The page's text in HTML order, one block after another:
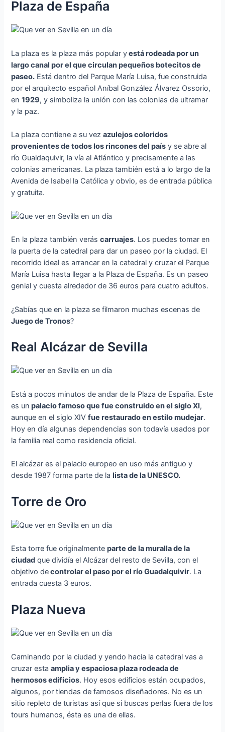
Plaza de España
La plaza es la plaza más popular yestá rodeada por un
largo canal por el que circulan pequeños botecitos de
paseo. Está dentro del Parque María Luisa, fue construida
por el arquitecto español Aníbal González Álvarez Ossorio,
en1929, y simboliza la unión con las colonias de ultramar
y la paz.
La plaza contiene a su vezazulejos coloridos
provenientes de todos los rincones delpaís y se abre al
río Gualdaquivir, la vía al Atlántico y precisamente a las
colonias americanas. La plaza también está a lo largo de la
Avenida de Isabel la Católica y obvio, es de entrada pública
y gratuita.
En la plaza también veráscarruajes. Los puedes tomar en
la puerta de la catedral para dar un paseo por la ciudad. El
recorrido ideal es arrancar en la catedral y cruzar el Parque
María Luisa hasta llegar a la Plaza de España. Es un paseo
genial y cuesta alrededor de 36 euros para cuatro adultos.
¿Sabías que en la plaza se filmaron muchas escenas de
Juego de Tronos?
Real Alcázar de Sevilla
Está a pocos minutos de andar de la Plaza de España. Este
es un palacio famoso que fue construido en el siglo XI,
aunque en el siglo XIVfue restaurado en estilo mudejar.
Hoy en día algunas dependencias son todavía usados por
la familia real como residencia oficial.
El alcázar es el palacio europeo en uso más antiguo y
desde 1987 forma parte de lalista de la UNESCO.
Torre de Oro
Esta torre fue originalmenteparte de la muralla de la
ciudad que dividía el Alcázar del resto de Sevilla, con el
objetivo decontrolar el paso por el río Guadalquivir. La
entrada cuesta 3 euros.
Plaza Nueva
Caminando por la ciudad y yendo hacia la catedral vas a
cruzar estaamplia y espaciosa plaza rodeada de
hermosos edificios. Hoy esos edificios están ocupados,
algunos, por tiendas de famosos diseñadores. No es un
sitio repleto de turistas así que si buscas perlas fuera de los
tours humanos, ésta es una de ellas.